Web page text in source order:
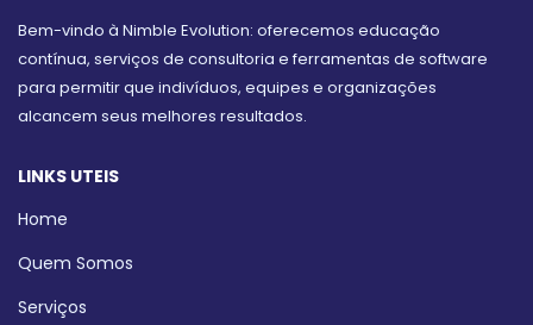
Bem-vindo à Nimble Evolution: oferecemos educação
contínua, serviços de consultoria e ferramentas de software
para permitir que indivíduos, equipes e organizações
alcancem seus melhores resultados.
LINKS UTEIS
Home
Quem Somos
Serviços